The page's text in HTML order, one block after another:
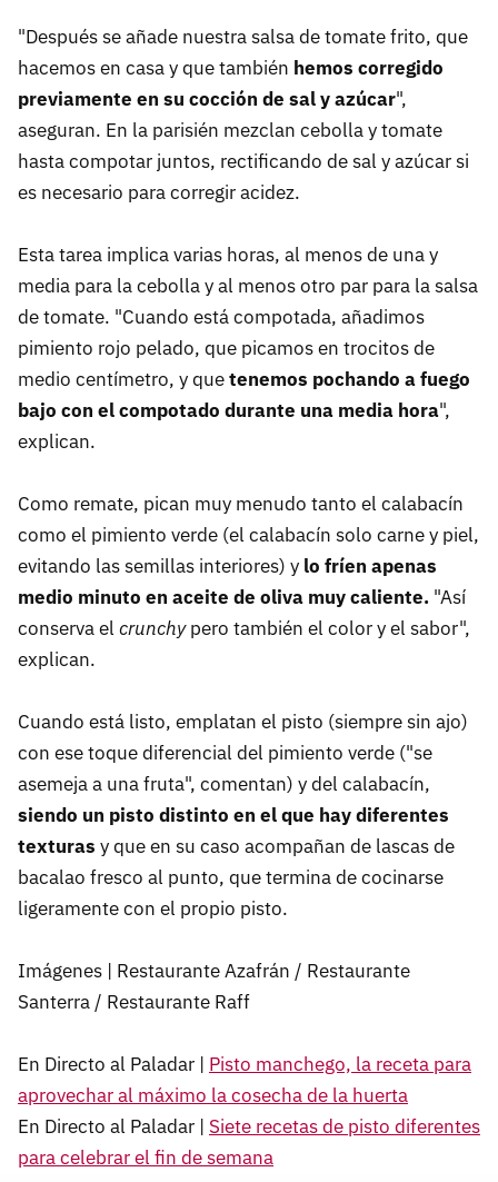
"Después se añade nuestra salsa de tomate frito, que
hacemos en casa y que también hemos corregido
previamente en su cocción de sal y azúcar",
aseguran. En la parisién mezclan cebolla y tomate
hasta compotar juntos, rectificando de sal y azúcar si
es necesario para corregir acidez.
Esta tarea implica varias horas, al menos de una y
media para la cebolla y al menos otro par para la salsa
de tomate. "Cuando está compotada, añadimos
pimiento rojo pelado, que picamos en trocitos de
medio centímetro, y quetenemos pochando a fuego
bajo con el compotado durante una media hora",
explican.
Como remate, pican muy menudo tanto el calabacín
como el pimiento verde (el calabacín solo carne y piel,
evitando las semillas interiores) y lo fríen apenas
medio minuto en aceite de oliva muy caliente. "Así
conserva el crunchypero también el color y el sabor",
explican.
Cuando está listo, emplatan el pisto (siempre sin ajo)
con ese toque diferencial del pimiento verde ("se
asemeja a una fruta", comentan) y del calabacín,
siendo un pisto distinto en el que hay diferentes
texturas y que en su caso acompañan de lascas de
bacalao fresco al punto, que termina de cocinarse
ligeramente con el propio pisto.
Imágenes | Restaurante Azafrán / Restaurante
Santerra / Restaurante Raff
En Directo al Paladar | Pisto manchego, la receta para
aprovechar al máximo la cosecha de la huerta
En Directo al Paladar | Siete recetas de pisto diferentes
para celebrar el fin de semana